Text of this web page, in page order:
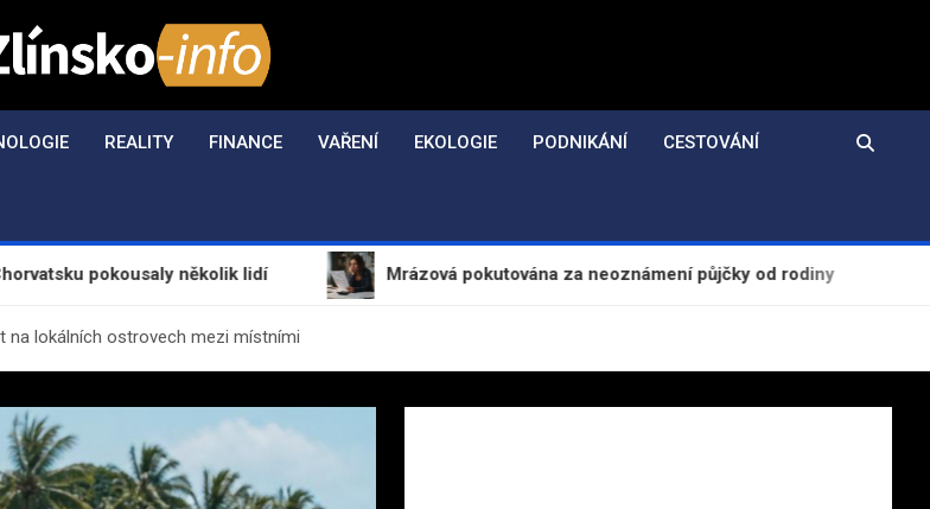
Info.cz
z regionu a zpravodajství
REALITY FINANCE VAŘENÍ EKOLOGIE PODNIKÁNÍ CESTOVÁNÍ
několik lidí Mrázová pokutována za neoznámení půjčky od rodiny
na lokálních ostrovech mezi místními